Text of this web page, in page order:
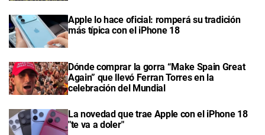
Apple lo hace oficial: romperá su tradición
más típica con el iPhone 18
Dónde comprar la gorra “Make Spain Great
Again” que llevó Ferran Torres en la
celebración del Mundial
La novedad que trae Apple con el iPhone 18
"te va a doler"